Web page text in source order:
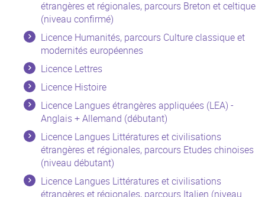
étrangères et régionales, parcours Breton et celtique
(niveau confirmé)
Licence Humanités, parcours Culture classique et
modernités européennes
Licence Lettres
Licence Histoire
Licence Langues étrangères appliquées (LEA) -
Anglais + Allemand (débutant)
Licence Langues Littératures et civilisations
étrangères et régionales, parcours Etudes chinoises
(niveau débutant)
Licence Langues Littératures et civilisations
étrangères et régionales, parcours Italien (niveau